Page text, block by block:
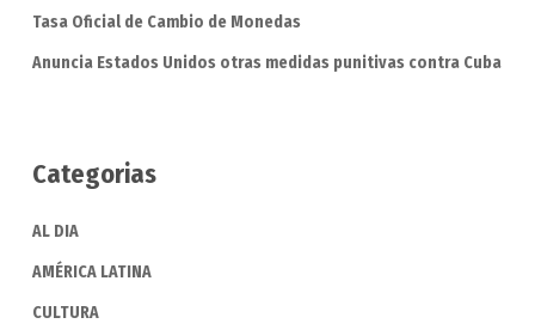
Tasa Oficial de Cambio de Monedas
Anuncia Estados Unidos otras medidas punitivas contra Cuba
Categorias
AL DIA
AMÉRICA LATINA
CULTURA